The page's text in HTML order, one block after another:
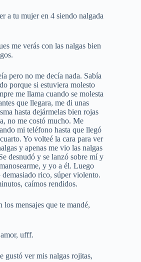
a tu mujer en 4 siendo nalgada
me verás con las nalgas bien
pero no me decía nada. Sabía
porque si estuviera molesto
me llama cuando se molesta
que llegara, me di unas
hasta dejármelas bien rojas
no me costó mucho. Me
mi teléfono hasta que llegó
Yo volteé la cara para ver
y apenas me vio las nalgas
desnudó y se lanzó sobre mí y
y yo a él. Luego
rico, súper violento.
caímos rendidos.
los mensajes que te mandé,
ufff.
gustó ver mis nalgas rojitas,